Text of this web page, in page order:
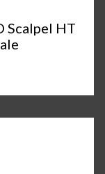
Scalpel HT